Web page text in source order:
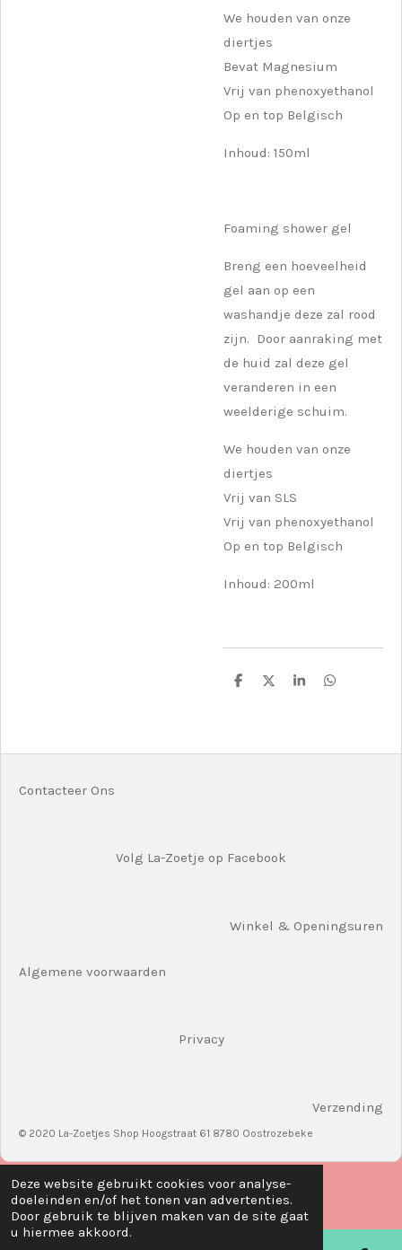
Deze website gebruikt cookies voor analyse-
doeleinden en/of het tonen van advertenties.
Door gebruik te blijven maken van de site gaat
u hiermee akkoord.
We houden van onze
diertjes
Bevat Magnesium
Vrij van phenoxyethanol
Op en top Belgisch
Inhoud: 150ml
Foaming shower gel
Breng een hoeveelheid
gel aan op een
washandje deze zal rood
zijn. Door aanraking met
de huid zal deze gel
veranderen in een
weelderige schuim.
We houden van onze
diertjes
Vrij van SLS
Vrij van phenoxyethanol
Op en top Belgisch
Inhoud: 200ml
D
D
S
D
Contacteer Ons
Volg La-Zoetje op Facebook
Winkel & Openingsuren
Algemene voorwaarden
Privacy
Verzending
© 2020 La-Zoetjes Shop Hoogstraat 61 8780 Oostrozebeke